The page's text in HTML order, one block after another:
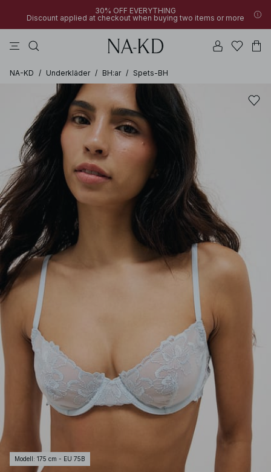
30% OFF EVERYTHING
Discount applied at checkout when buying two items or more
NA-KD / Underkläder / BH:ar / Spets-BH
Modell : 175 cm - EU 75B